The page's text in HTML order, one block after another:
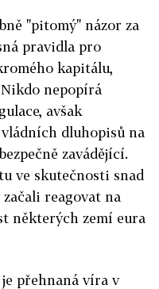
"pitomý" názor za
pravidla pro
kapitálu,
nepopírá
avšak
dluhopisů na
zavádějící.
ve skutečnosti snad
reagovat na
některých zemí eura
přehnaná víra v